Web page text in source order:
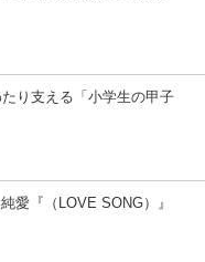
り支える「小学生の甲子
愛『（LOVE SONG）』